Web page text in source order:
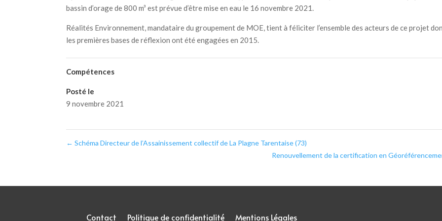
bassin d’orage de 800 m³ est prévue d’être mise en eau le 16 novembre 2021.
Réalités Environnement, mandataire du groupement de MOE, tient à féliciter l’ensemble des acteurs de ce projet
les premières bases de réflexion ont été engagées en 2015.
Compétences
Posté le
9 novembre 2021
← Schéma Directeur de l’Assainissement collectif de La Plagne Tarentaise (73)
Renouvellement de la certification en
Contact Politique de confidentialité Mentions Légales